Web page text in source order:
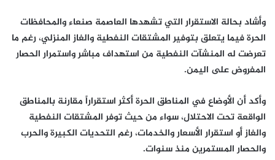
وأشاد بحالة الاستقرار التي تشهدها العاصمة صنعاء والمحافظات
الحرة فيما يتعلق بتوفير المشتقات النفطية والغاز المنزلي، رغم ما
تعرضت له المنشآت النفطية من استهداف مباشر واستمرار الحصار
المفروض على اليمن.
وأكد أن الأوضاع في المناطق الحرة أكثر استقراراً مقارنة بالمناطق
الواقعة تحت الاحتلال، سواء من حيث توفر المشتقات النفطية
والغاز أو استقرار الأسعار والخدمات، رغم التحديات الكبيرة والحرب
والحصار المستمرين منذ سنوات.